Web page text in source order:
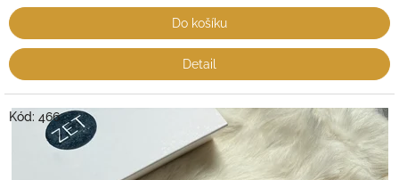
Do košíku
Detail
Kód: 466